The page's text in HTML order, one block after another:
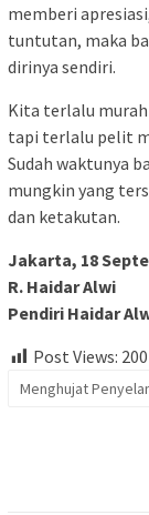
memberi
tuntutan, maka
dirinya sendiri.
Kita terlalu
tapi terlalu pelit
Sudah waktunya
mungkin yang
dan ketakutan.
Jakarta, 18
R. Haidar Alwi
Pendiri Haidar
Post Views: 200
Menghujat